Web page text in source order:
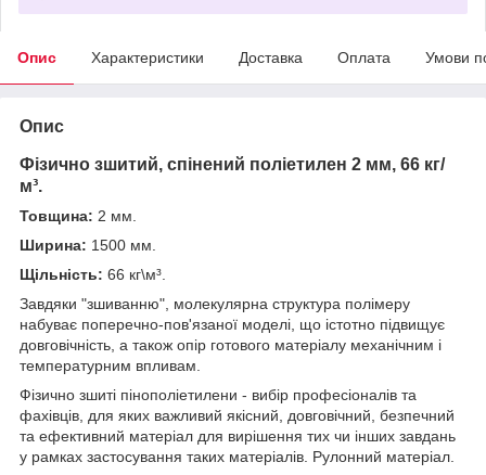
Опис Характеристики Доставка Оплата Умови
Опис
Фізично зшитий, спінений поліетилен 2 мм, 66 кг/
м³.
Товщина: 2 мм.
Ширина: 1500 мм.
Щільність: 66 кг\м³.
Завдяки "зшиванню", молекулярна структура полімеру
набуває поперечно-пов'язаної моделі, що істотно підвищує
довговічність, а також опір готового матеріалу механічним і
температурним впливам.
Фізично зшиті пінополіетилени - вибір професіоналів та
фахівців, для яких важливий якісний, довговічний, безпечний
та ефективний матеріал для вирішення тих чи інших завдань
у рамках застосування таких матеріалів. Рулонний матеріал.